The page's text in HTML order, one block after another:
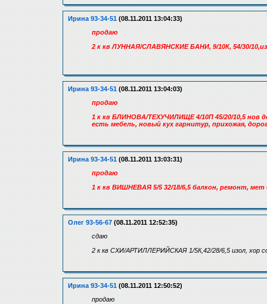
Ирина 93-34-51 (08.11.2011 13:04:33)
продаю
2 к кв ЛУННАЯ/СЛАВЯНСКИЕ БАНИ, 9/10К, 54/30/
Ирина 93-34-51 (08.11.2011 13:04:03)
продаю
1 к кв БЛИНОВА/ТЕХУЧИЛИЩЕ 4/10П 45/20/10,5 нов
есть мебель, новый кух гарнитур, прихожая,
Ирина 93-34-51 (08.11.2011 13:03:31)
продаю
1 к кв ВИШНЕВАЯ 5/5 32/18/6,5 балкон, ремонт, мет
Олег 93-56-67 (08.11.2011 12:52:35)
сдаю
2 к кв СХИ/АРТИЛЛЕРИЙСКАЯ 1/5К,42/28/6,5 изол, хор
Ирина 93-34-51 (08.11.2011 12:50:52)
продаю